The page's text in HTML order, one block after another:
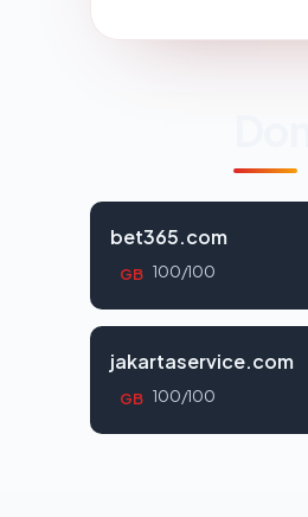
bet365.com
GB 100/100
jakartaservice.com
GB 100/100